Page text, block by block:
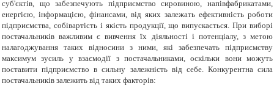
суб'єктів, що забезпечують підприємство сировиною, напівфабрикатами,
енергією, інформацією, фінансами, від яких залежать ефективність роботи
підприємства, собівартість і якість продукції, що випускається. При виборі
постачальників важливим є вивчення їх діяльності і потенціалу, з метою
налагоджування таких відносини з ними, які забезпечать підприємству
максимум зусиль у взаємодії з постачальниками, оскільки вони можуть
поставити підприємство в сильну залежність від себе. Конкурентна сила
постачальників залежить від таких факторів: